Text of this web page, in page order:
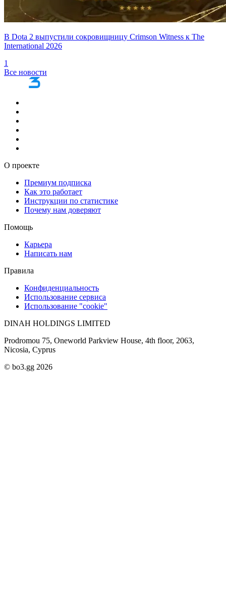
В Dota 2 выпустили сокровищницу Crimson Witness к The
International 2026
1
Все новости
О проекте
Премиум подписка
Как это работает
Инструкции по статистике
Почему нам доверяют
Помощь
Карьера
Написать нам
Правила
Конфиденциальность
Использование сервиса
Использование "cookie"
DINAH HOLDINGS LIMITED
Prodromou 75, Oneworld Parkview House, 4th floor, 2063,
Nicosia, Cyprus
© bo3.gg 2026